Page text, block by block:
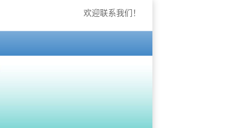
欢迎联系我们！